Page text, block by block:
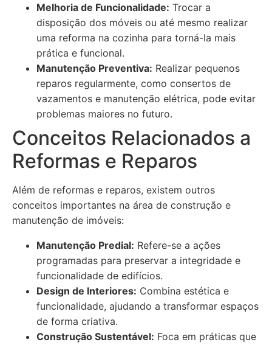
Melhoria de Funcionalidade: Trocar a
disposição dos móveis ou até mesmo realizar
uma reforma na cozinha para torná-la mais
prática e funcional.
Manutenção Preventiva: Realizar pequenos
reparos regularmente, como consertos de
vazamentos e manutenção elétrica, pode evitar
problemas maiores no futuro.
Conceitos Relacionados a
Reformas e Reparos
Além de reformas e reparos, existem outros
conceitos importantes na área de construção e
manutenção de imóveis:
Manutenção Predial: Refere-se a ações
programadas para preservar a integridade e
funcionalidade de edifícios.
Design de Interiores: Combina estética e
funcionalidade, ajudando a transformar espaços
de forma criativa.
Construção Sustentável: Foca em práticas que